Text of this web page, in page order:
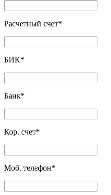
Расчетный счет*
БИК*
Банк*
Кор. счет*
Моб. телефон*